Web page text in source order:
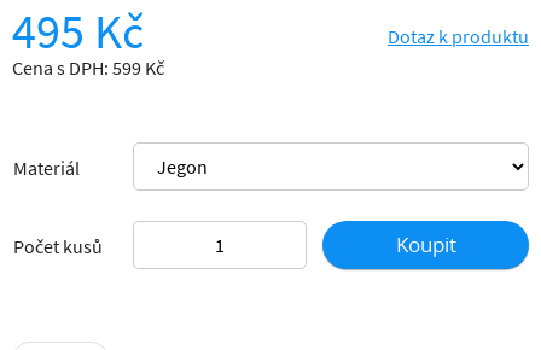
495 Kč
Cena s DPH: 599 Kč
Dotaz k produktu
Materiál
Počet kusů Koupit